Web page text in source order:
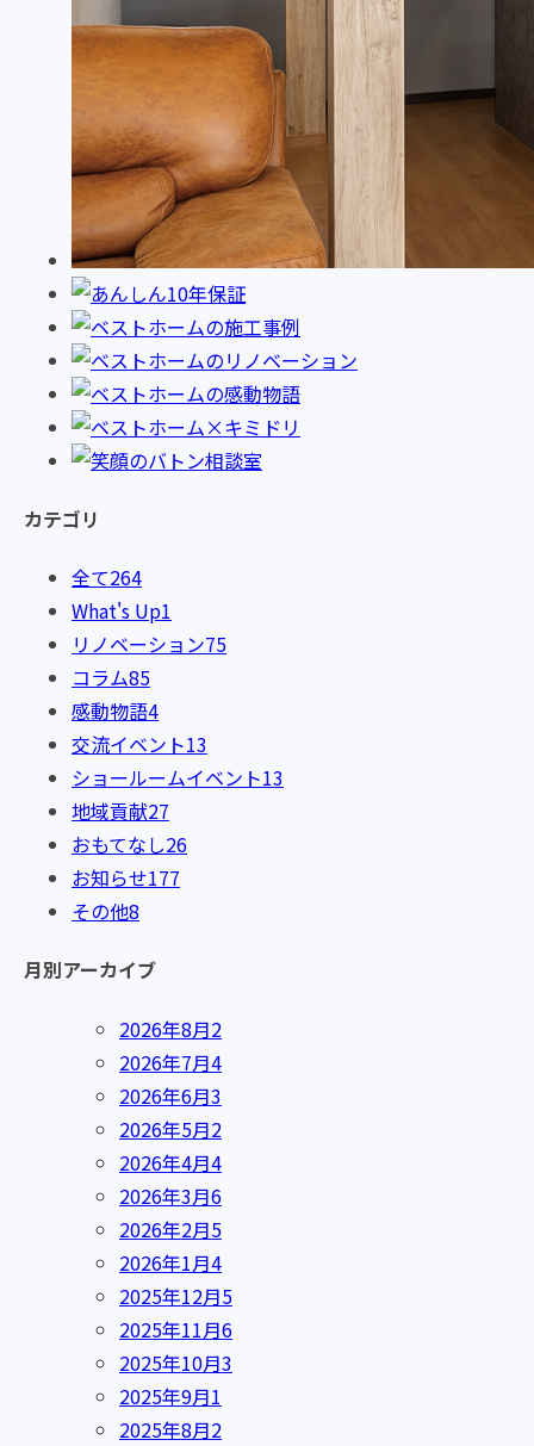
カテゴリ
全て264
What's Up1
リノベーション75
コラム85
感動物語4
交流イベント13
ショールームイベント13
地域貢献27
おもてなし26
お知らせ177
その他8
月別アーカイブ
2026年8月2
2026年7月4
2026年6月3
2026年5月2
2026年4月4
2026年3月6
2026年2月5
2026年1月4
2025年12月5
2025年11月6
2025年10月3
2025年9月1
2025年8月2